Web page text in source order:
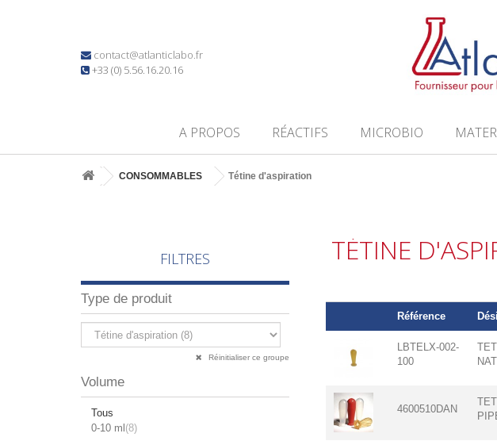
contact@atlanticlabo.fr
+33 (0) 5.56.16.20.16
A PROPOS RÉACTIFS MICROBIO
CONSOMMABLES Tétine d'aspiration
FILTRES
Type de produit
Réinitialiser ce groupe
Volume
Tous
0-10 ml(8)
TÉTINE
Référence
LBTELX-002-
100
4600510DAN